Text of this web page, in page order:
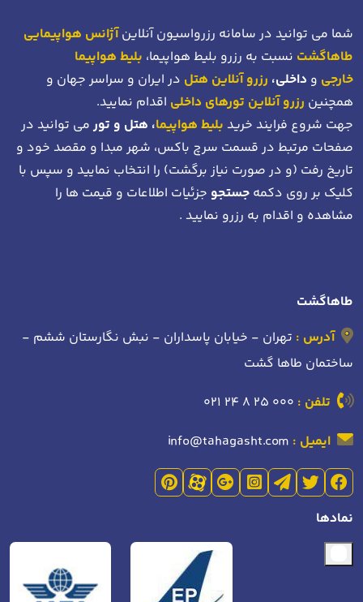
شما می توانید در سامانه رزرواسیون آنلاینآژانس هواپیمایی
طاهاگشت نسبت به رزرو بلیط هواپیما، بلیط هواپیما
خارجی و داخلی، رزرو آنلاین هتل در ایران و سراسر جهان و
همچنین رزرو آنلاین تورهای داخلی اقدام نمایید.
جهت شروع فرایند خرید بلیط هواپیما، هتل و تورمی توانید در
صفحات مرتبط در قسمت سرچ باکس، شهر مبدا و مقصد خود و
تاریخ رفت (و در صورت نیاز برگشت) را انتخاب نمایید و سپس با
کلیک بر روی دکمه جستجو جزئیات اطلاعات و قیمت ها را
مشاهده و اقدام به رزرو نمایید .
طاهاگشت
آدرس : تهران - خیابان پاسداران - نبش نگارستان ششم -
ساختمان طاها گشت
تلفن : 021 24 8 25 000
ایمیل : info@tahagasht.com
نمادها